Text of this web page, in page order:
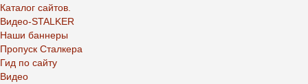
Каталог сайтов.
Видео-STALKER
Наши баннеры
Пропуск Сталкера
Гид по сайту
Видео